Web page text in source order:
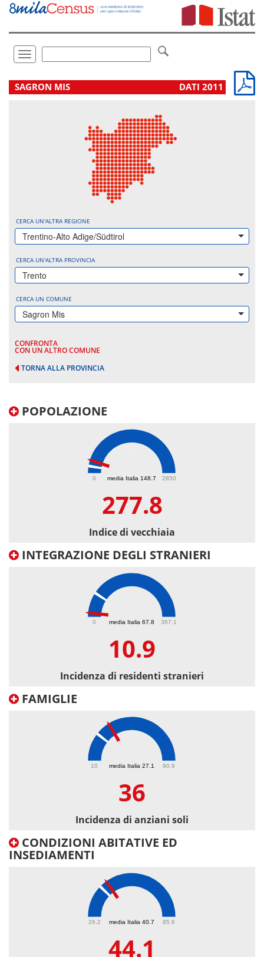
Vai
direttamente
Toggle
navigation
.
SAGRON MIS DATI 2011
CERCA UN'ALTRA REGIONE
Trentino-Alto Adige/Südtirol
CERCA UN'ALTRA PROVINCIA
Trento
CERCA UN COMUNE
Sagron Mis
CONFRONTA
CON UN ALTRO COMUNE
TORNA ALLA PROVINCIA
POPOLAZIONE
media Italia 148.7
0 2850
277.8
Indice di vecchiaia
INTEGRAZIONE DEGLI STRANIERI
media Italia 67.8
0 367.1
10.9
Incidenza di residenti stranieri
FAMIGLIE
media Italia 27.1
10 90.9
36
Incidenza di anziani soli
CONDIZIONI ABITATIVE ED
INSEDIAMENTI
media Italia 40.7
26.2 85.6
44.1